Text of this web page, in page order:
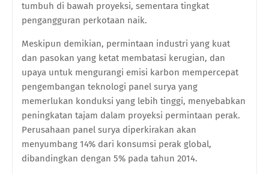
tumbuh di bawah proyeksi, sementara tingkat
pengangguran perkotaan naik.
Meskipun demikian, permintaan industri yang kuat
dan pasokan yang ketat membatasi kerugian, dan
upaya untuk mengurangi emisi karbon mempercepat
pengembangan teknologi panel surya yang
memerlukan konduksi yang lebih tinggi, menyebabkan
peningkatan tajam dalam proyeksi permintaan perak.
Perusahaan panel surya diperkirakan akan
menyumbang 14% dari konsumsi perak global,
dibandingkan dengan 5% pada tahun 2014.